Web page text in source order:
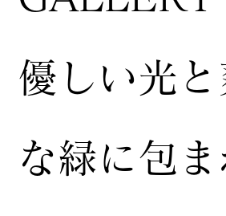
優しい光
な緑に包